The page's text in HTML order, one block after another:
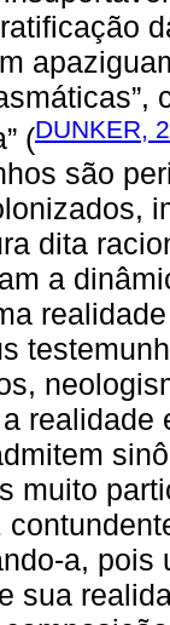
(DUNKER,
são
dita
a
realidade
muito
a,
sua